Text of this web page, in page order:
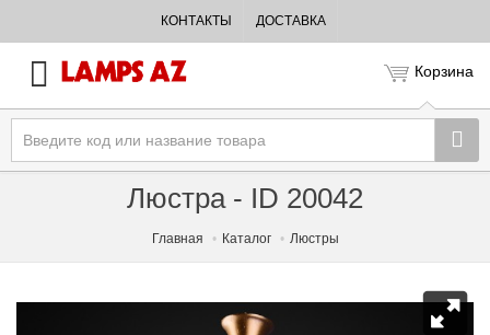
КОНТАКТЫ ДОСТАВКА
Корзина
Люстра - ID 20042
Главная Каталог Люстры